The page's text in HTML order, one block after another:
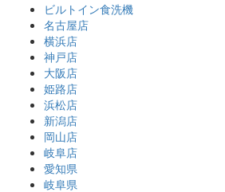
ビルトイン食洗機
名古屋店
横浜店
神戸店
大阪店
姫路店
浜松店
新潟店
岡山店
岐阜店
愛知県
岐阜県